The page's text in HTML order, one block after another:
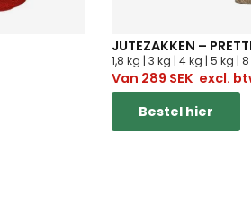
JUTEZAKKEN –
1,8 kg | 3 kg | 4 kg | 5 kg |
Van 289 SEK excl.
Bestel hier